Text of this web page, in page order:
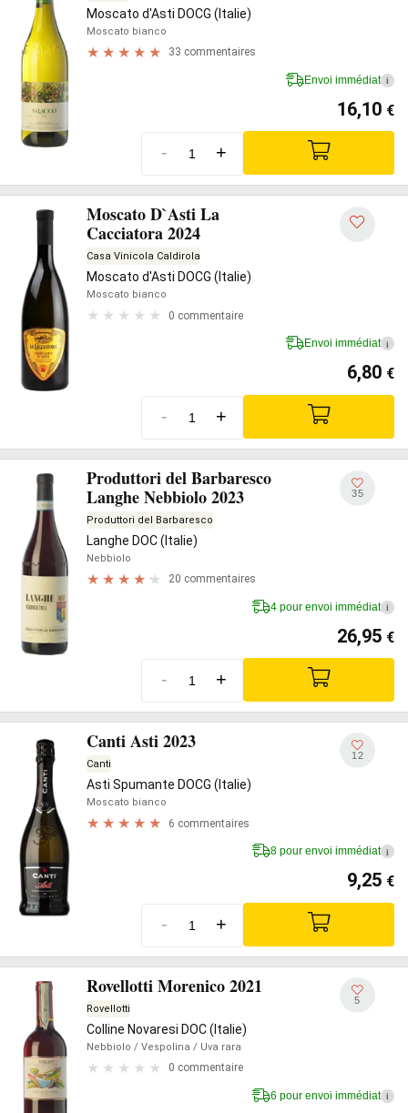
Moscato d'Asti DOCG (Italie)
Moscato bianco
33 commentaires
Envoi immédiat i
16,10 €
- +
Moscato D`Asti La
Cacciatora 2024
Casa Vinicola Caldirola
Moscato d'Asti DOCG (Italie)
Moscato bianco
0 commentaire
Envoi immédiat i
6,80 €
- +
Produttori del Barbaresco
Langhe Nebbiolo 2023
Produttori del Barbaresco
Langhe DOC (Italie)
Nebbiolo
20 commentaires
35
4 pour envoi immédiat i
26,95 €
- +
Canti Asti 2023
Canti
Asti Spumante DOCG (Italie)
Moscato bianco
6 commentaires
12
8 pour envoi immédiat i
9,25 €
- +
Rovellotti Morenico 2021
Rovellotti
Colline Novaresi DOC (Italie)
Nebbiolo / Vespolina / Uva rara
0 commentaire
5
6 pour envoi immédiat i